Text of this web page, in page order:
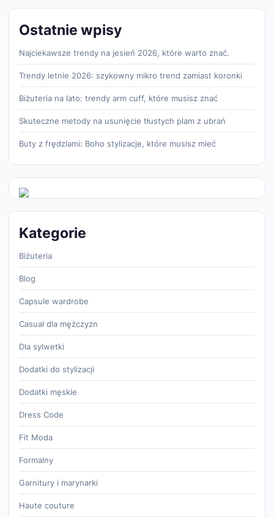
Ostatnie wpisy
Najciekawsze trendy na jesień 2026, które warto znać.
Trendy letnie 2026: szykowny mikro trend zamiast koronki
Biżuteria na lato: trendy arm cuff, które musisz znać
Skuteczne metody na usunięcie tłustych plam z ubrań
Buty z frędzlami: Boho stylizacje, które musisz mieć
Kategorie
Biżuteria
Blog
Capsule wardrobe
Casual dla mężczyzn
Dla sylwetki
Dodatki do stylizacji
Dodatki męskie
Dress Code
Fit Moda
Formalny
Garnitury i marynarki
Haute couture